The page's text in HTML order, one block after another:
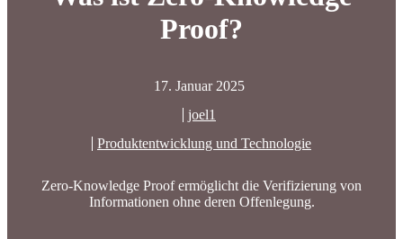
Proof?
17. Januar 2025
joel1
Produktentwicklung und Technologie
Zero-Knowledge Proof ermöglicht die Verifizierung von
Informationen ohne deren Offenlegung.